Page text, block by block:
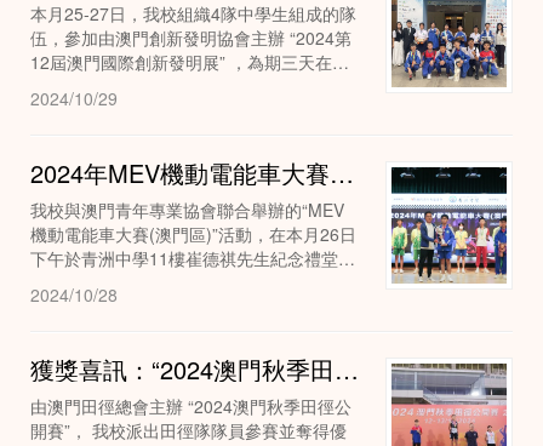
本月25-27日，我校組織4隊中學生組成的隊
伍，參加由澳門創新發明協會主辦 “2024第
12屆澳門國際創新發明展” ，為期三天在綜
藝館隆重舉行，來自兩岸四地及二十多個國
家和地區的參展單位，共呈現近五百...
2024/10/29
2024年MEV機動電能車大賽(澳門區)奪亞季軍
我校與澳門青年專業協會聯合舉辦的“MEV
機動電能車大賽(澳門區)”活動，在本月26日
下午於青洲中學11樓崔德祺先生紀念禮堂舉
行。我校邵卓恆同學及吳梓熙同學分別獲得
亞軍及季軍優異成績。
2024/10/28
獲獎喜訊：“2024澳門秋季田徑公開賽” 奪得優異成績
由澳門田徑總會主辦 “2024澳門秋季田徑公
開賽”， 我校派出田徑隊隊員參賽並奪得優